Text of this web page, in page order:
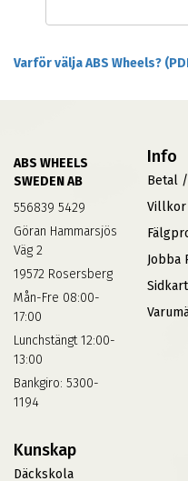
Varför välja ABS Wheels?
ABS WHEELS
SWEDEN AB
556839 5429
Göran Hammarsjös
Väg 2
19572 Rosersberg
Mån-Fre 08:00-
17:00
Lunchstängt 12:00-
13:00
Bankgiro: 5300-
1194
Info
Betal /
Villkor
Jobba
Kunskap
Däckskola